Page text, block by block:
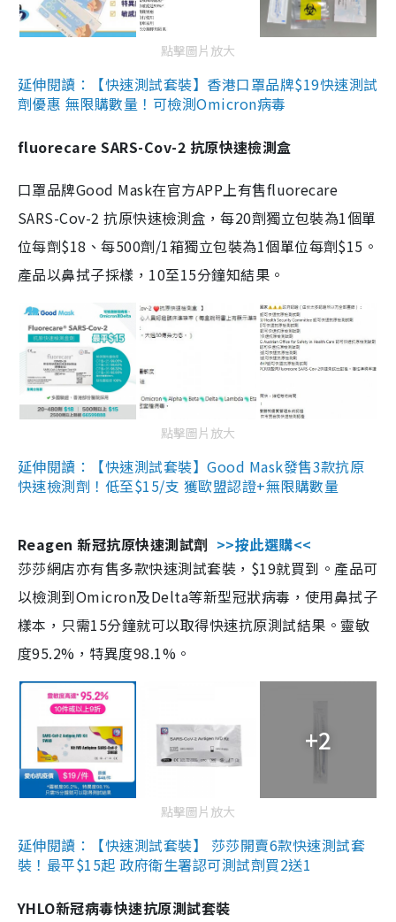
點擊圖片放大
延伸閱讀：【快速測試套裝】香港口罩品牌$19快速測試
劑優惠 無限購數量！可檢測Omicron病毒
fluorecare SARS-Cov-2 抗原快速檢測盒
口罩品牌Good Mask在官方APP上有售fluorecare
SARS-Cov-2 抗原快速檢測盒，每20劑獨立包裝為1個單
位每劑$18、每500劑/1箱獨立包裝為1個單位每劑$15。
產品以鼻拭子採樣，10至15分鐘知結果。
點擊圖片放大
延伸閱讀：【快速測試套裝】Good Mask發售3款抗原
快速檢測劑！低至$15/支 獲歐盟認證+無限購數量
Reagen 新冠抗原快速測試劑 >>按此選購<<
莎莎網店亦有售多款快速測試套裝，$19就買到。產品可
以檢測到Omicron及Delta等新型冠狀病毒，使用鼻拭子
樣本，只需15分鐘就可以取得快速抗原測試結果。靈敏
度95.2%，特異度98.1%。
+2
點擊圖片放大
延伸閱讀：【快速測試套裝】 莎莎開賣6款快速測試套
裝！最平$15起 政府衛生署認可測試劑買2送1
YHLO新冠病毒快速抗原測試套裝